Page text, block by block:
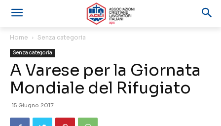
Home Senza categoria
Senza categoria
A Varese per la Giornata
Mondiale del Rifugiato
15 Giugno 2017